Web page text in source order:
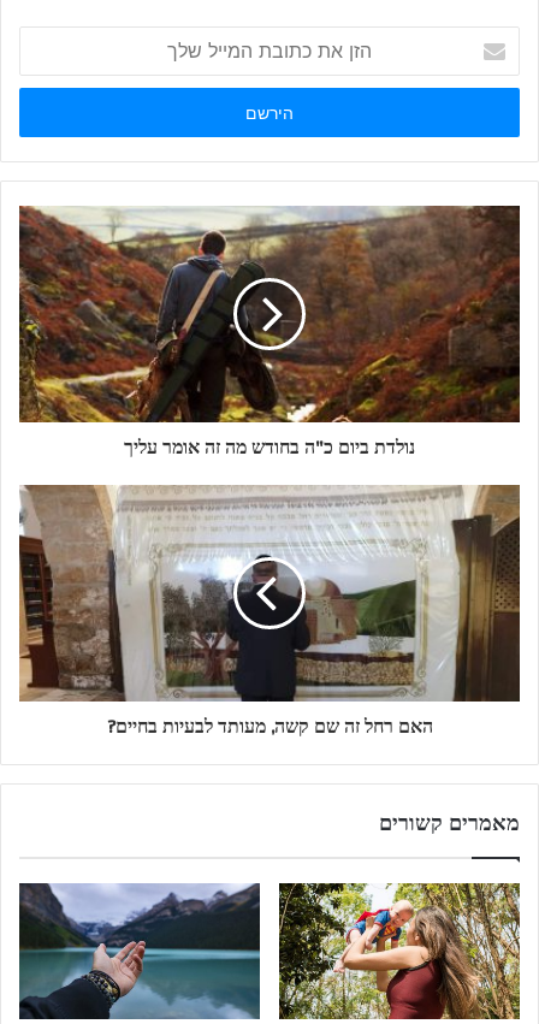
את
כתובת
שלך
נולדת ביום כ"ה בחודש מה זה אומר עליך
האם רחל זה שם קשה, מעותד לבעיות בחיים?
מאמרים קשורים